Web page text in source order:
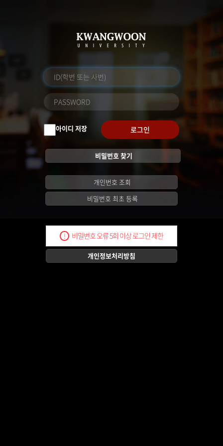
아이디 저장 로그인
비밀번호 찾기
개인번호 조회
비밀번호 최초 등록
! 비밀번호 오류 5회 이상 로그인 제한
개인정보처리방침